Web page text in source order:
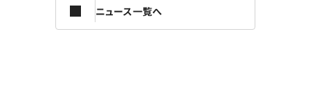
ニュース一覧へ